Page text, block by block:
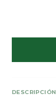
DESCRIPCIÓN